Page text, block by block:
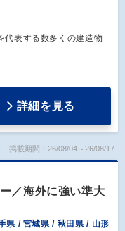
代表する数多くの建造物
詳細を見る
掲載期間：26/08/04～26/08/17
／海外に強い準大
県 / 宮城県 / 秋田県 / 山形